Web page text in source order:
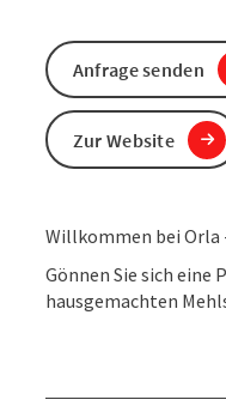
Willkommen bei Orla
Gönnen Sie sich eine
hausgemachten
Anfrage senden
Zur Website